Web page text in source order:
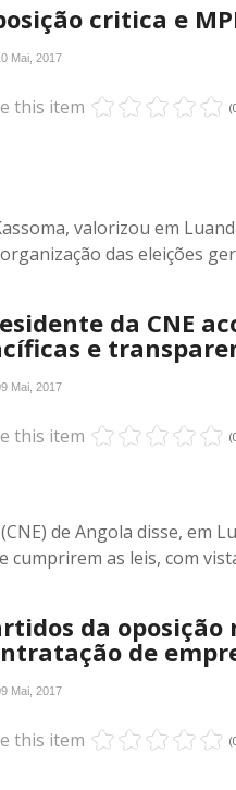
critica e
Mai, 2017
this item
valorizou em
das eleições
da CNE
e
Mai, 2017
this item
de Angola disse, em
as leis, com
da
de
Mai, 2017
this item